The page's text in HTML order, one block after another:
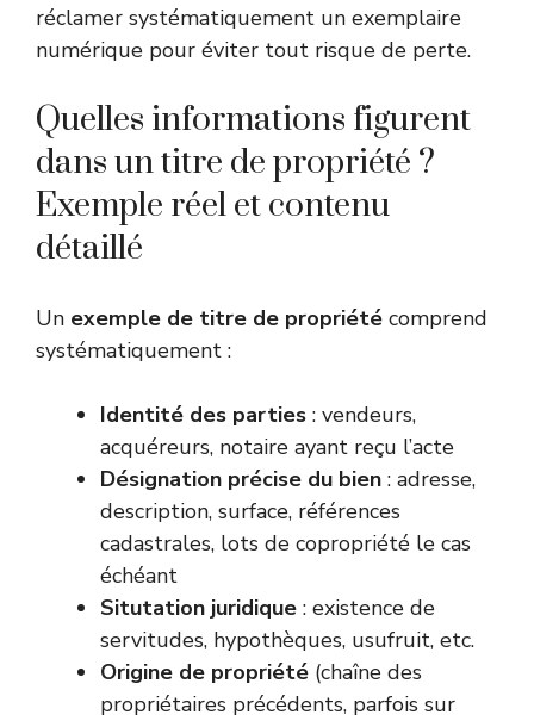
réclamer systématiquement un exemplaire
numérique pour éviter tout risque de perte.
Quelles informations figurent
dans un titre de propriété ?
Exemple réel et contenu
détaillé
Un exemple de titre de propriété comprend
systématiquement :
Identité des parties : vendeurs,
acquéreurs, notaire ayant reçu l’acte
Désignation précise du bien : adresse,
description, surface, références
cadastrales, lots de copropriété le cas
échéant
Situtation juridique : existence de
servitudes, hypothèques, usufruit, etc.
Origine de propriété (chaîne des
propriétaires précédents, parfois sur